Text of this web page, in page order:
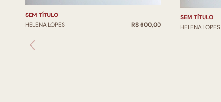
SEM TÍTULO
HELENA LOPES
R$ 600,00
SEM TÍTULO
HELENA LOPES